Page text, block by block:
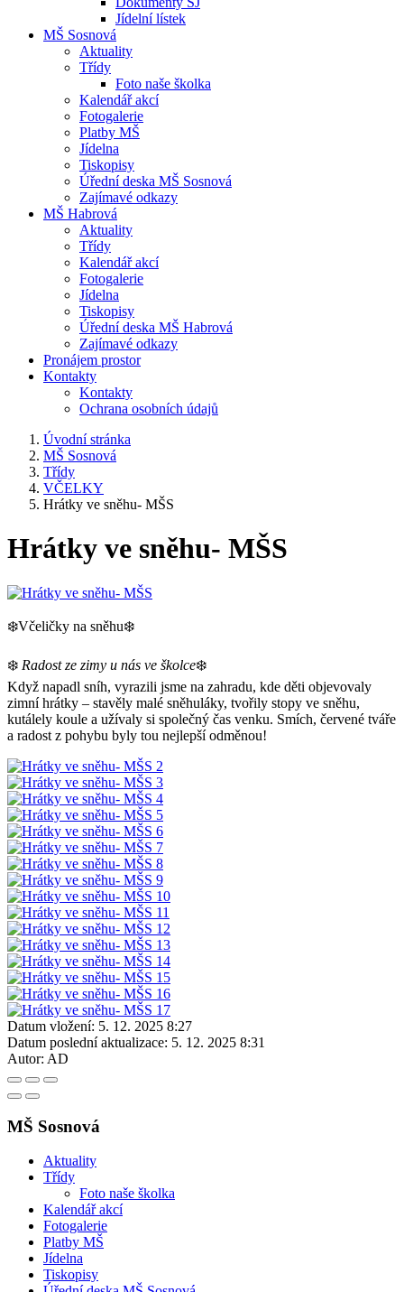
Jídelní lístek
MŠ Sosnová
Aktuality
Třídy
Foto naše školka
Kalendář akcí
Fotogalerie
Platby MŠ
Jídelna
Tiskopisy
Úřední deska MŠ Sosnová
Zajímavé odkazy
MŠ Habrová
Aktuality
Třídy
Kalendář akcí
Fotogalerie
Jídelna
Tiskopisy
Úřední deska MŠ Habrová
Zajímavé odkazy
Pronájem prostor
Kontakty
Kontakty
Ochrana osobních údajů
Úvodní stránka
MŠ Sosnová
Třídy
VČELKY
Hrátky ve sněhu- MŠS
Hrátky ve sněhu- MŠS
❄️Včeličky na sněhu❄️
❄️ Radost ze zimy u nás ve školce❄️
Když napadl sníh, vyrazili jsme na zahradu, kde děti objevovaly
zimní hrátky – stavěly malé sněhuláky, tvořily stopy ve sněhu,
kutálely koule a užívaly si společný čas venku. Smích, červené tváře
a radost z pohybu byly tou nejlepší odměnou!
Datum vložení: 5. 12. 2025 8:27
Datum poslední aktualizace: 5. 12. 2025 8:31
Autor: AD
MŠ Sosnová
Aktuality
Třídy
Foto naše školka
Kalendář akcí
Fotogalerie
Platby MŠ
Jídelna
Tiskopisy